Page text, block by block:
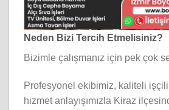
Neden Bizi Tercih Etmelisiniz?
Bizimle çalışmanız için pek çok
Profesyonel ekibimiz, kaliteli
hizmet anlayışımızla Kiraz